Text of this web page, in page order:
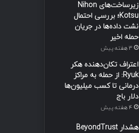
زیرساخت‌های Nihon
Kotsu؛ بررسی احتمال
نشت داده‌ها در جریان
حمله اخیر
3 هفته پیش
اعتراف تکان‌دهنده هکر
Ryuk: از حمله به مراکز
درمانی تا کسب میلیون‌ها
دلار باج
4 هفته پیش
هشدار BeyondTrust